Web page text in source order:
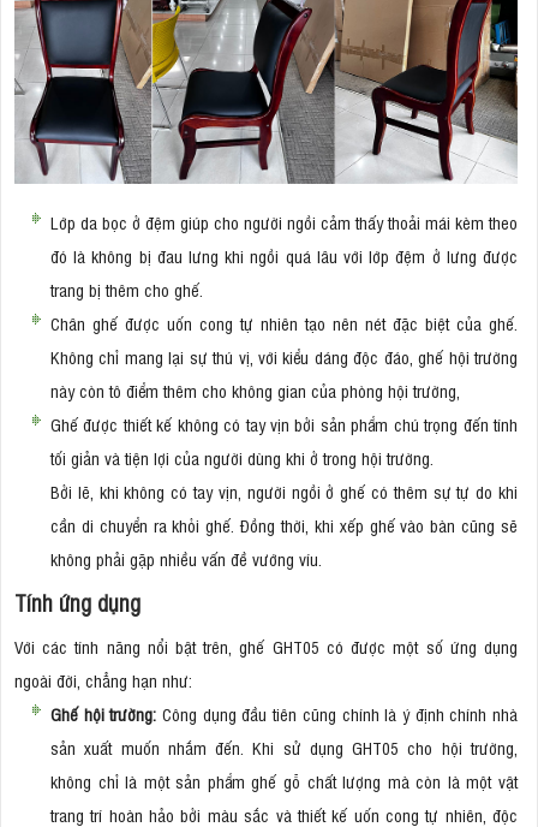
Lớp da bọc ở đệm giúp cho người ngồi cảm thấy thoải mái kèm theo
đó là không bị đau lưng khi ngồi quá lâu với lớp đệm ở lưng được
trang bị thêm cho ghế.
Chân ghế được uốn cong tự nhiên tạo nên nét đặc biệt của ghế.
Không chỉ mang lại sự thú vị, với kiểu dáng độc đáo, ghế hội trường
này còn tô điểm thêm cho không gian của phòng hội trường,
Ghế được thiết kế không có tay vịn bởi sản phẩm chú trọng đến tính
tối giản và tiện lợi của người dùng khi ở trong hội trường.
Bởi lẽ, khi không có tay vịn, người ngồi ở ghế có thêm sự tự do khi
cần di chuyển ra khỏi ghế. Đồng thời, khi xếp ghế vào bàn cũng sẽ
không phải gặp nhiều vấn đề vướng víu.
Tính ứng dụng
Với các tính năng nổi bật trên, ghế GHT05 có được một số ứng dụng
ngoài đời, chẳng hạn như:
Ghế hội trường:Công dụng đầu tiên cũng chính là ý định chính nhà
sản xuất muốn nhắm đến. Khi sử dụng GHT05 cho hội trường,
không chỉ là một sản phẩm ghế gỗ chất lượng mà còn là một vật
trang trí hoàn hảo bởi màu sắc và thiết kế uốn cong tự nhiên, độc